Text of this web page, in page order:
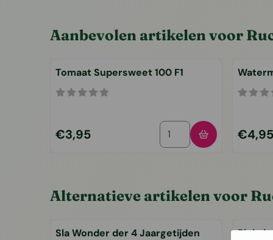
Aanbevolen artikelen voor
Tomaat Supersweet 100 F1
Prijs: 3,95
€3,95 Aantal kiezen voorPrijs:
€4,95
Alternatieve artikelen voor
Sla Wonder der 4 Jaargetijden Pluksla